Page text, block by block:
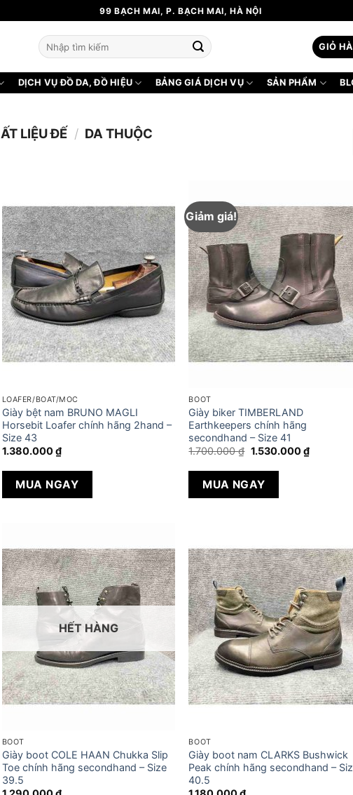
99 BẠCH MAI, P. BẠCH MAI, HÀ NỘI
Tìm
kiếm:
GIỎ
DỊCH VỤ ĐỒ DA, ĐỒ HIỆU BẢNG GIÁ DỊCH VỤ SẢN PHẨM
LIỆU ĐẾ / DA THUỘC
LOAFER/BOAT/MOC
Giày bệt nam BRUNO MAGLI
Horsebit Loafer chính hãng 2hand –
Size 43
1.380.000₫
MUA NGAY
Giảm giá!
BOOT
Giày biker TIMBERLAND
Earthkeepers chính hãng
secondhand – Size 41
1.700.000₫ Giá
là:
1.700.000 ₫.
1.530.000₫Giá
hiện
MUA NGAY
HẾT HÀNG
BOOT
Giày boot COLE HAAN Chukka Slip
Toe chính hãng secondhand – Size
39.5
BOOT
Giày boot nam CLARKS Bushwick
Peak chính hãng secondhand –
40.5